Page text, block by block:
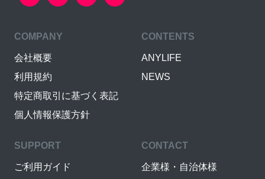
COMPANY
会社概要
利用規約
特定商取引に基づく表記
個人情報保護方針
CONTENTS
ANYLIFE
NEWS
SUPPORT
ご利用ガイド
CONTACT
企業様・自治体様